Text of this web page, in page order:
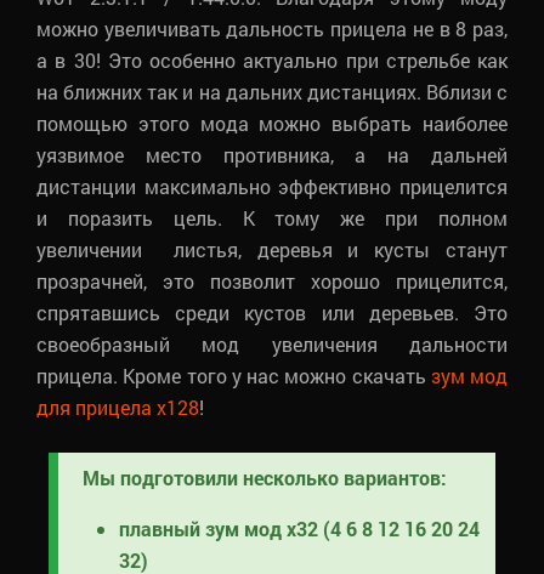
можно увеличивать дальность прицела не в 8 раз,
а в 30! Это особенно актуально при стрельбе как
на ближних так и на дальних дистанциях. Вблизи с
помощью этого мода можно выбрать наиболее
уязвимое место противника, а на дальней
дистанции максимально эффективно прицелится
и поразить цель. К тому же при полном
увеличении листья, деревья и кусты станут
прозрачней, это позволит хорошо прицелится,
спрятавшись среди кустов или деревьев. Это
своеобразный мод увеличения дальности
прицела. Кроме того у нас можно скачать зум мод
для прицела х128!
Мы подготовили несколько вариантов:
плавный зум мод х32 (4 6 8 12 16 20 24
32)